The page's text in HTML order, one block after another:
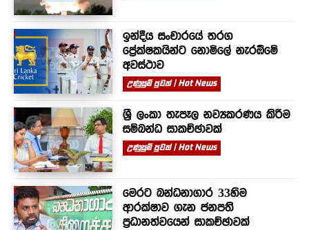
ඉන්දීය සංචාරයේ තරග
ප්‍රේක්ෂකයින්ට නොමිලේ නැරඹීමේ
අවස්ථාව
උණුසුම් පුවත් | Hot News
ශ්‍රී ලංකා තැපෑල නව්‍යකරණය කිරීම
සම්බන්ධ සාකච්ඡාවක්
උණුසුම් පුවත් | Hot News
මෙරට බන්ධනාගාර 33හිම
ආරක්ෂාව ගැන ජනපති
ප්‍රධානත්වයෙන් සාකච්ඡාවක්